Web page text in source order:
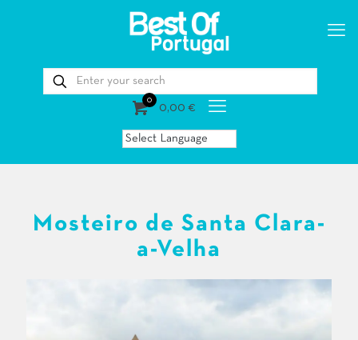
0
0,00 €
Mosteiro de Santa Clara-
a-Velha